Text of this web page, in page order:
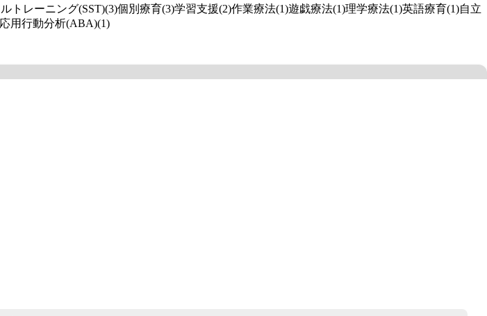
トレーニング(SST)(3)個別療育(3)学習支援(2)作業療法(1)遊戯療法(1)理学療法(1)英語療育(1)自立
応用行動分析(ABA)(1)